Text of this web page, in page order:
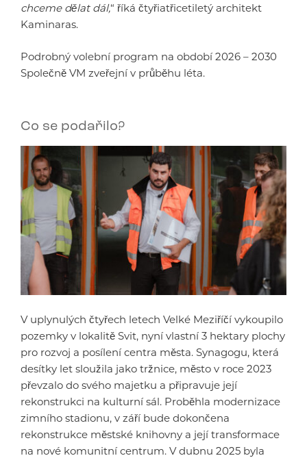
chceme dělat dál,“ říká čtyřiatřicetiletý architekt
Kaminaras.
Podrobný volební program na období 2026 – 2030
Společně VM zveřejní v průběhu léta.
Co se podařilo?
V uplynulých čtyřech letech Velké Meziříčí vykoupilo
pozemky v lokalitě Svit, nyní vlastní 3 hektary plochy
pro rozvoj a posílení centra města. Synagogu, která
desítky let sloužila jako tržnice, město v roce 2023
převzalo do svého majetku a připravuje její
rekonstrukci na kulturní sál. Proběhla modernizace
zimního stadionu, v září bude dokončena
rekonstrukce městské knihovny a její transformace
na nové komunitní centrum. V dubnu 2025 byla